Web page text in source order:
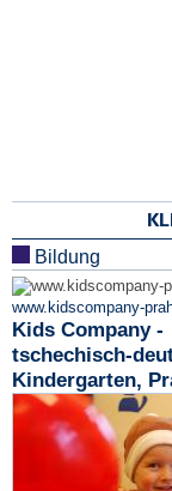
Bildung
www.kidscompany-
Kids Company -
tschechisch-
Kindergarten,